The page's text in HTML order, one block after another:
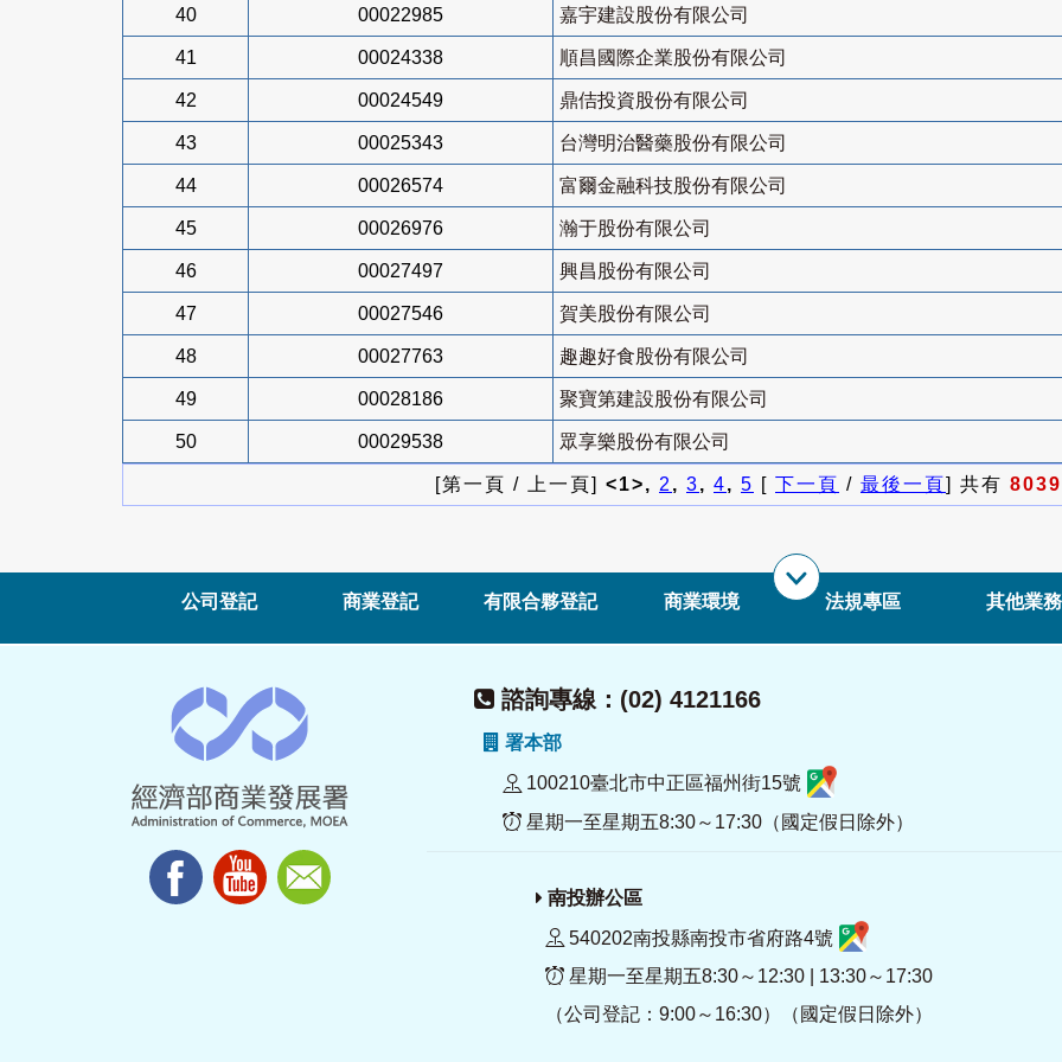
40 00022985 嘉宇建設股份有限公司
41 00024338 順昌國際企業股份有限公司
42 00024549 鼎佶投資股份有限公司
43 00025343 台灣明治醫藥股份有限公司
44 00026574 富爾金融科技股份有限公司
45 00026976 瀚于股份有限公司
46 00027497 興昌股份有限公司
47 00027546 賀美股份有限公司
48 00027763 趣趣好食股份有限公司
49 00028186 聚寶第建設股份有限公司
50 00029538 眾享樂股份有限公司
[第一頁 / 上一頁] <1>, 2, 3, 4, 5 [ 下一頁 / 最後一頁] 共有 8039
公司登記 商業登記 有限合夥登記 商業環境 法規專區 其他業務
諮詢專線：(02) 4121166
署本部
100210臺北市中正區福州街15號
星期一至星期五8:30～17:30（國定假日除外）
南投辦公區
540202南投縣南投市省府路4號
星期一至星期五8:30～12:30 | 13:30～17:30
（公司登記：9:00～16:30）（國定假日除外）